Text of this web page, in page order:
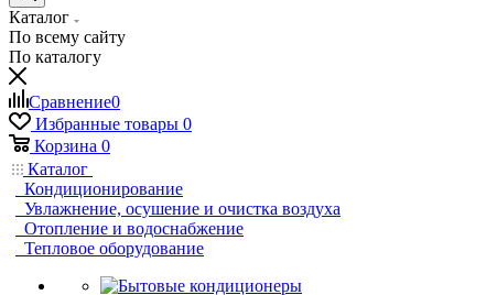
Каталог
По всему сайту
По каталогу
Сравнение0
Избранные товары 0
Корзина 0
Каталог
Кондиционирование
Увлажнение, осушение и очистка воздуха
Отопление и водоснабжение
Тепловое оборудование